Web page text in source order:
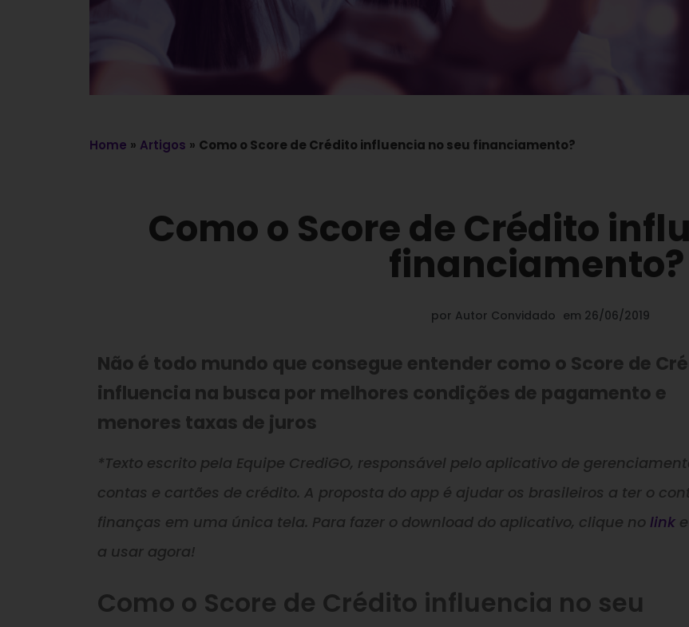
Home » Artigos » Como o Score de Crédito influencia no seu financiamento?
Como o Score de Crédito
financiamento?
por Autor Convidado em 26/06/2019
Não é todo mundo que consegue entender como o Score de
influencia na busca por melhores condições de pagamento e
menores taxas de juros
*Texto escrito pela Equipe CrediGO, responsável pelo aplicativo de
contas e cartões de crédito. A proposta do app é ajudar os brasileiros a ter o
finanças em uma única tela. Para fazer o download do aplicativo, clique no link
a usar agora!
Como o Score de Crédito influencia no seu